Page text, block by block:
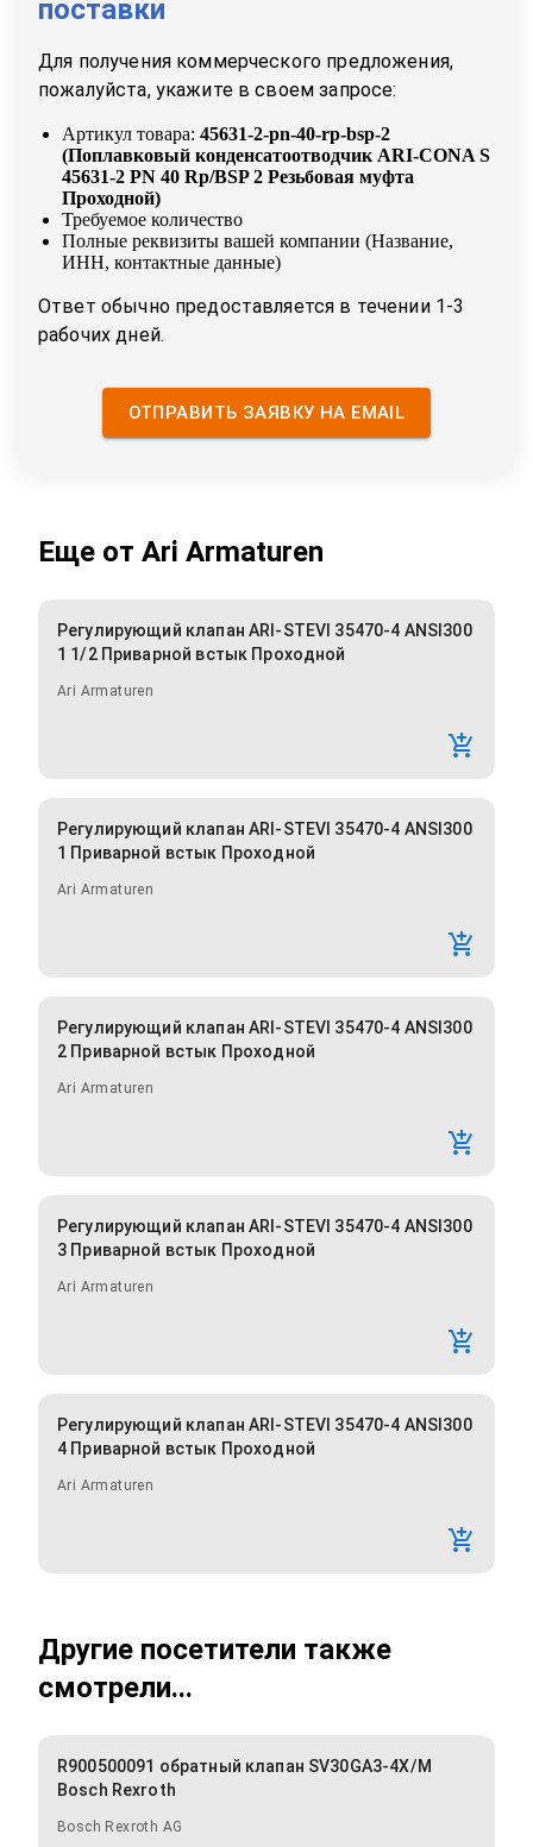
поставки
Для получения коммерческого предложения,
пожалуйста, укажите в своем запросе:
Артикул товара: 45631-2-pn-40-rp-bsp-2
(Поплавковый конденсатоотводчик ARI-CONA S
45631-2 PN 40 Rp/BSP 2 Резьбовая муфта
Проходной)
Требуемое количество
Полные реквизиты вашей компании (Название,
ИНН, контактные данные)
Ответ обычно предоставляется в течении 1-3
рабочих дней.
ОТПРАВИТЬ ЗАЯВКУ НА EMAIL
Еще от Ari Armaturen
Регулирующий клапан ARI-STEVI 35470-4 ANSI300
1 1/2 Приварной встык Проходной
Ari Armaturen
Регулирующий клапан ARI-STEVI 35470-4 ANSI300
1 Приварной встык Проходной
Ari Armaturen
Регулирующий клапан ARI-STEVI 35470-4 ANSI300
2 Приварной встык Проходной
Ari Armaturen
Регулирующий клапан ARI-STEVI 35470-4 ANSI300
3 Приварной встык Проходной
Ari Armaturen
Регулирующий клапан ARI-STEVI 35470-4 ANSI300
4 Приварной встык Проходной
Ari Armaturen
Другие посетители также
смотрели...
R900500091 обратный клапан SV30GA3-4X/M
Bosch Rexroth
Bosch Rexroth AG